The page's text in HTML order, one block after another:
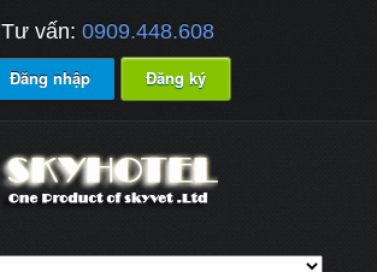
Tư vấn: 0909.448.608
Đăng nhập Đăng ký